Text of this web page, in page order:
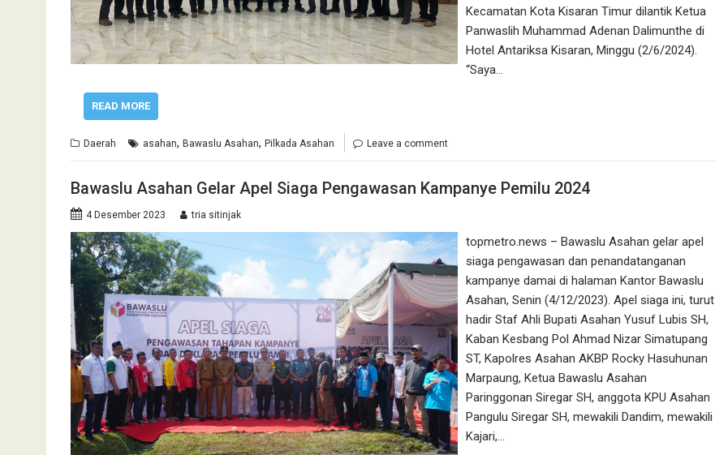
Kecamatan Kota Kisaran Timur dilantik Ketua
Panwaslih Muhammad Adenan Dalimunthe di
Hotel Antariksa Kisaran, Minggu (2/6/2024).
“Saya…
READ MORE
Daerah asahan, Bawaslu Asahan, Pilkada Asahan Leave a comment
Bawaslu Asahan Gelar Apel Siaga Pengawasan Kampanye Pemilu 2024
4 Desember 2023 tria sitinjak
topmetro.news – Bawaslu Asahan gelar apel
siaga pengawasan dan penandatanganan
kampanye damai di halaman Kantor Bawaslu
Asahan, Senin (4/12/2023). Apel siaga ini, turut
hadir Staf Ahli Bupati Asahan Yusuf Lubis SH,
Kaban Kesbang Pol Ahmad Nizar Simatupang
ST, Kapolres Asahan AKBP Rocky Hasuhunan
Marpaung, Ketua Bawaslu Asahan
Paringgonan Siregar SH, anggota KPU Asahan
Pangulu Siregar SH, mewakili Dandim, mewakili
Kajari,…